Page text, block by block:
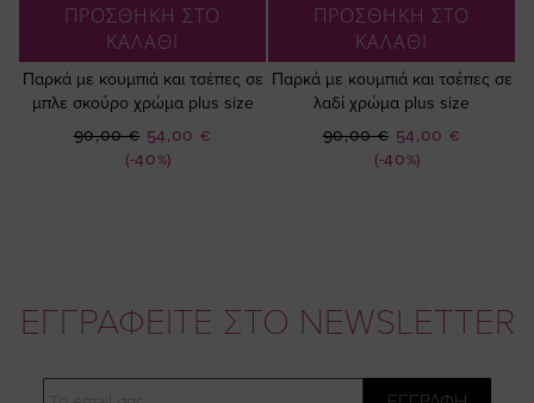
ΠΡΟΣΘΗΚΗ ΣΤΟ
ΚΑΛΑΘΙ
Παρκά με κουμπιά και τσέπες σε
μπλε σκούρο χρώμα plus size
(-40%)
Ειδική
Τιμή
54,00 €
90,00 €
ΠΡΟΣΘΗΚΗ ΣΤΟ
ΚΑΛΑΘΙ
Παρκά με κουμπιά και τσέπες σε
λαδί χρώμα plus size
(-40%)
Ειδική
Τιμή
54,00 €
90,00 €
ΕΓΓΡΑΦΕΙΤΕ ΣΤΟ NEWSLETTER